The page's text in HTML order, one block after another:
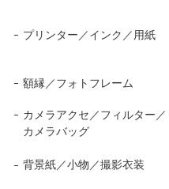
プリンター／インク／用紙
額縁／フォトフレーム
カメラアクセ／フィルター／
カメラバッグ
背景紙／小物／撮影衣装